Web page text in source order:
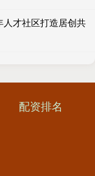
才社区打造居创共
配资排名